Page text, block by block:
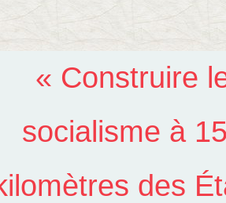
« Construire
socialisme à
des